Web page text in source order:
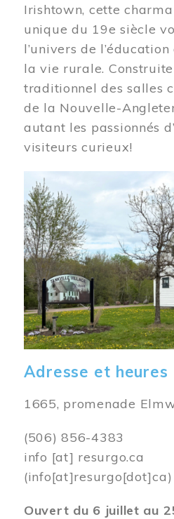
Irishtown, cette
unique du 19e siècle
l’univers de
la vie rurale.
traditionnel des salles
de la Nouvelle-
autant les passionnés
visiteurs curieux!
Image
Adresse et heures
1665, promenade
(506) 856-4383
info [at] resurgo.ca
(info[at]resurgo[dot]ca)
Ouvert du 6 juillet au